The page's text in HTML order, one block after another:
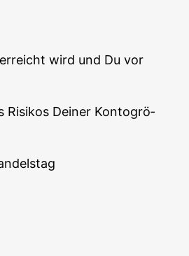
wird und Du vor
Risi­kos Dei­ner Kon­to­grö­